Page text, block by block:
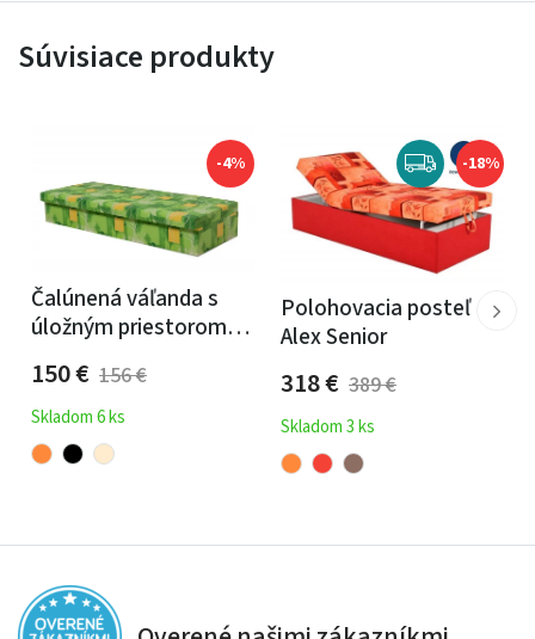
Súvisiace produkty
-4%
Čalúnená váľanda s
úložným priestorom
Karel - molitanová
150€ 156€
Skladom 6 ks
-18%
Polohovacia posteľ
Alex Senior
318€ 389€
Skladom 3 ks